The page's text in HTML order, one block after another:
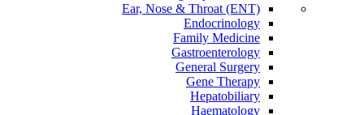
Ear, Nose & Throat (ENT)
Endocrinology
Family Medicine
Gastroenterology
General Surgery
Gene Therapy
Hepatobiliary
Haematology